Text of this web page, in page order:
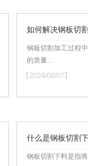
如何解决钢板切
钢板切割加工过程
的质量...
【2024/08/07】
什么是钢板切割
钢板切割下料是指